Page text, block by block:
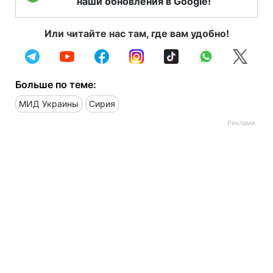
Или читайте нас там, где вам удобно!
Больше по теме:
МИД Украины Сирия